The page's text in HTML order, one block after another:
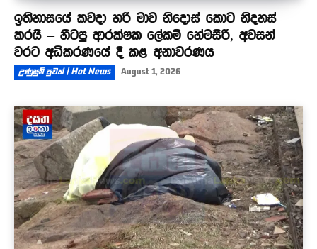
ඉතිහාසයේ කවදා හරි මාව නිදොස් කොට නිදහස්
කරයි – හිටපු ආරක්ෂක ලේකම් හේමසිරි, අවසන්
වරට අධිකරණයේ දී කළ අනාවරණය
උණුසුම් පුවත් | Hot News August 1, 2026